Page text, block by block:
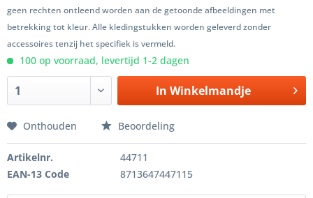
geen rechten ontleend worden aan de getoonde afbeeldingen met
betrekking tot kleur. Alle kledingstukken worden geleverd zonder
accessoires tenzij het specifiek is vermeld.
100 op voorraad, levertijd 1-2 dagen
In Winkelmandje
Onthouden Beoordeling
Artikelnr.
44711
EAN-13 Code
8713647447115